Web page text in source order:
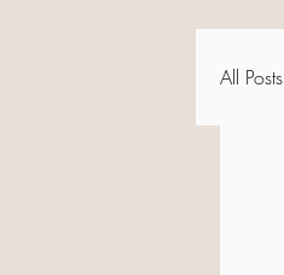
All Posts